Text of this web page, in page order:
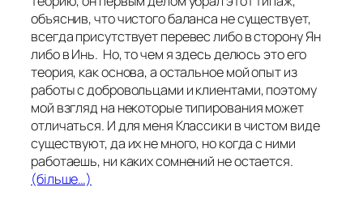
объяснив, что чистого баланса не существует,
всегда присутствует перевес либо в сторону Ян
либо в Инь. Но, то чем я здесь делюсь это его
теория, как основа, а остальное мой опыт из
работы с добровольцами и клиентами, поэтому
мой взгляд на некоторые типирования может
отличаться. И для меня Классики в чистом виде
существуют, да их не много, но когда с ними
работаешь, ни каких сомнений не остается.
(більше…)